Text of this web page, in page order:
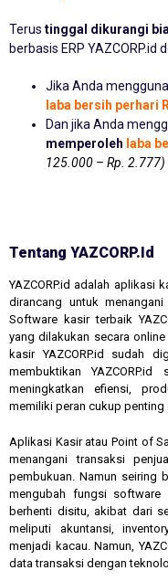
Terus tinggal dikurangi
berbasis ERP YAZCORP.id
Jika Anda
laba bersih perhari
Dan jika Anda
memperoleh laba
125.000 – Rp. 2.777)
Tentang YAZCORP.id
YAZCORP.id adalah aplikasi
dirancang untuk
Software kasir terbaik
yang dilakukan secara
kasir YAZCORP.id sudah
membuktikan
meningkatkan efiensi,
memiliki peran cukup
Aplikasi Kasir atau Point of
menangani transaksi
pembukuan. Namun seiring
mengubah fungsi
berhenti disitu, akibat dari
meliputi akuntansi,
menjadi kacau. Namun,
data transaksi dengan